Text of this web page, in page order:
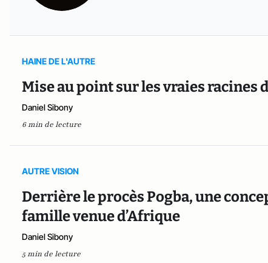
HAINE DE L'AUTRE
Mise au point sur les vraies racines
Daniel Sibony
6 min de lecture
AUTRE VISION
Derrière le procès Pogba, une
famille venue d’Afrique
Daniel Sibony
5 min de lecture